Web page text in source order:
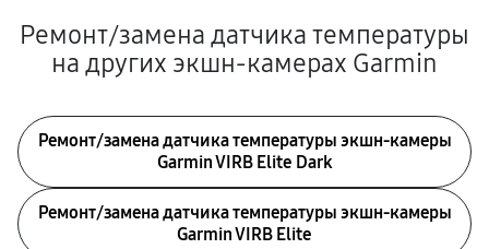
Ремонт/замена датчика температуры
на других экшн-камерах Garmin
Ремонт/замена датчика температуры экшн-камеры
Garmin VIRB Elite Dark
Ремонт/замена датчика температуры экшн-камеры
Garmin VIRB Elite